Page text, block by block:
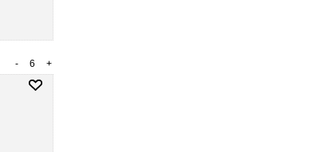
+
6
-